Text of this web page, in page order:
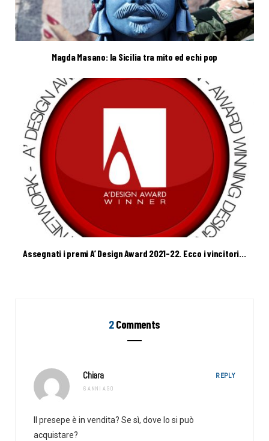
Magda Masano: la Sicilia tra mito ed echi pop
Assegnati i premi A’ Design Award 2021-22. Ecco i vincitori…
2Comments
Chiara
6 ANNI AGO
REPLY
Il presepe è in vendita? Se sì, dove lo si può
acquistare?